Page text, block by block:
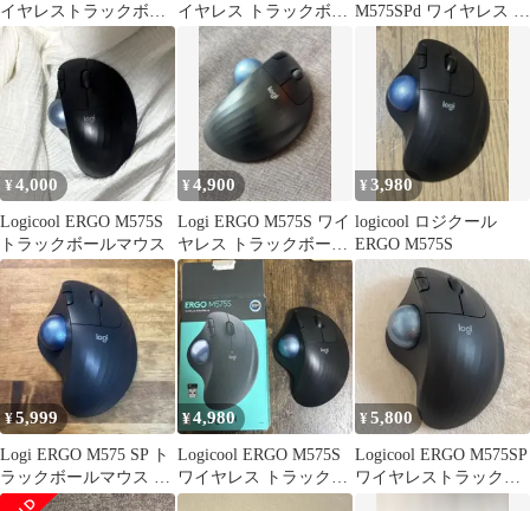
イヤレストラックボー
ル本体とケースセット
イヤレス トラックボー
ル 本体
M575SPd ワイヤレス ト
ラックボール
¥4,000
Logicool ERGO M575S
トラックボールマウス
¥4,900
Logi ERGO M575S ワイ
ヤレス トラックボール
本体
¥3,980
logicool ロジクール
ERGO M575S
¥5,999
Logi ERGO M575 SP ト
ラックボールマウス 本
体
¥ 4,980
Logicool ERGO M575S
ワイヤレス トラックボ
ール 本体
¥5,800
Logicool ERGO M575SP
ワイヤレストラックボ